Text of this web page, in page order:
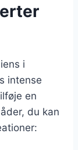
i
intense
en
du kan